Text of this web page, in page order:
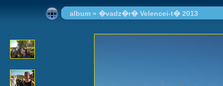
album » �vadz�r� Velencei-t� 2013